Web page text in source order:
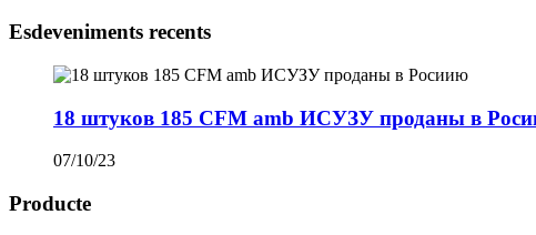
Esdeveniments recents
18 штуков 185 CFM amb ИСУЗУ проданы в
07/10/23
Producte